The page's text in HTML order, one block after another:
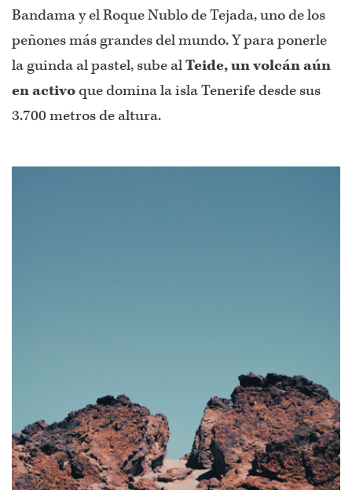
Bandama y el Roque Nublo de Tejada, uno de los
peñones más grandes del mundo. Y para ponerle
la guinda al pastel, sube alTeide, un volcán aún
en activoque domina la isla Tenerife desde sus
3.700 metros de altura.